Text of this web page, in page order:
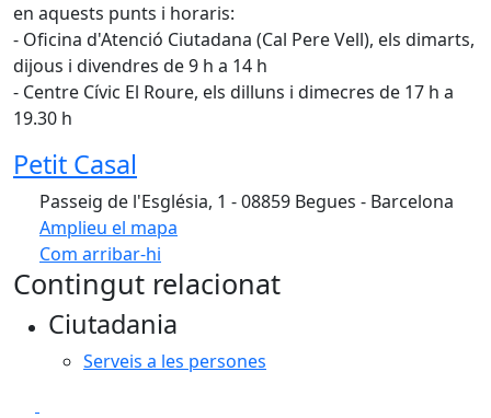
en aquests punts i horaris:
- Oficina d'Atenció Ciutadana (Cal Pere Vell), els dimarts,
dijous i divendres de 9 h a 14 h
- Centre Cívic El Roure, els dilluns i dimecres de 17 h a
19.30 h
Petit Casal
Passeig de l'Església, 1 - 08859 Begues - Barcelona
Amplieu el mapa
Com arribar-hi
+
−
Contingut relacionat
Ciutadania
Serveis a les persones